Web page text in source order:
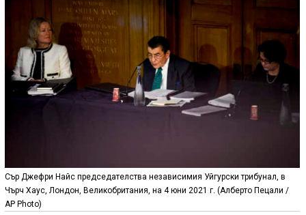
Сър Джефри Найс председателства независимия Уйгурски трибунал, в
Чърч Хаус, Лондон, Великобритания, на 4 юни 2021 г. (Алберто Пецали /
AP Photo)